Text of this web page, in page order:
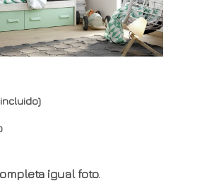
incluido)
igual foto.